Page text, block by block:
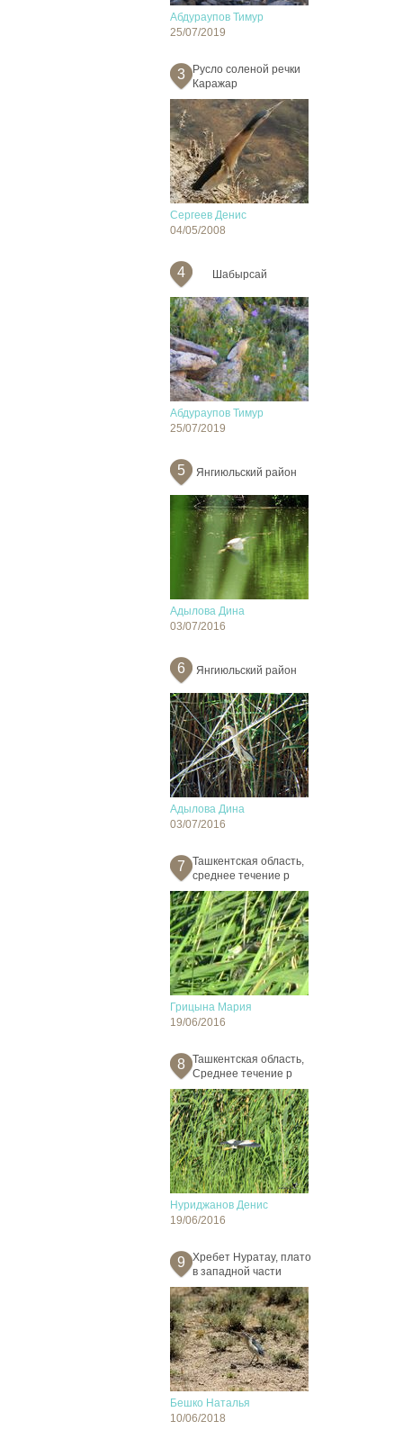
Абдураупов Тимур
25/07/2019
3
Русло соленой речки
Каражар
Сергеев Денис
04/05/2008
4 Шабырсай
Абдураупов Тимур
25/07/2019
5 Янгиюльский район
Адылова Дина
03/07/2016
6 Янгиюльский район
Адылова Дина
03/07/2016
7
Ташкентская область,
среднее течение р
Грицына Мария
19/06/2016
8
Ташкентская область,
Среднее течение р
Нуриджанов Денис
19/06/2016
9
Хребет Нуратау, плато
в западной части
Бешко Наталья
10/06/2018